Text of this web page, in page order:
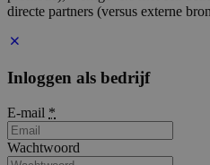
directe partners (versus externe
Inloggen als bedrijf
E-mail *
Wachtwoord